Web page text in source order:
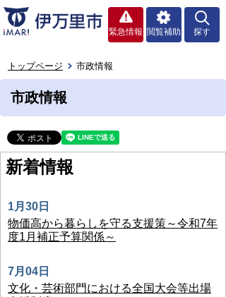
緊急情報 閲覧補助 探す
トップページ 市政情報
市政情報
新着情報
1月30日
物価高から暮らしを守る支援策～令和7年
度1月補正予算関係～
7月04日
文化・芸術部門における全国大会等出場